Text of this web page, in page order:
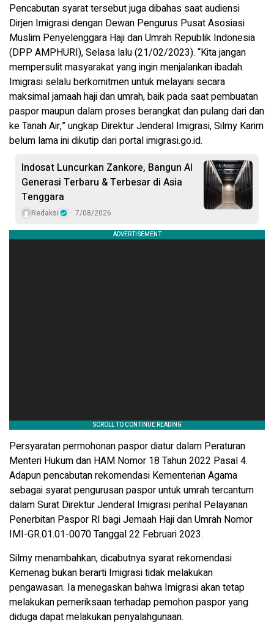
Pencabutan syarat tersebut juga dibahas saat audiensi
Dirjen Imigrasi dengan Dewan Pengurus Pusat Asosiasi
Muslim Penyelenggara Haji dan Umrah Republik Indonesia
(DPP AMPHURI), Selasa lalu (21/02/2023). “Kita jangan
mempersulit masyarakat yang ingin menjalankan ibadah.
Imigrasi selalu berkomitmen untuk melayani secara
maksimal jamaah haji dan umrah, baik pada saat pembuatan
paspor maupun dalam proses berangkat dan pulang dari dan
ke Tanah Air,” ungkap Direktur Jenderal Imigrasi, Silmy Karim
belum lama ini dikutip dari portal imigrasi.go.id.
Indosat Luncurkan Zankore, Bangun AI
Generasi Terbaru & Terbesar di Asia
Tenggara
Redaksi 7/08/2026
Persyaratan permohonan paspor diatur dalam Peraturan
Menteri Hukum dan HAM Nomor 18 Tahun 2022 Pasal 4.
Adapun pencabutan rekomendasi Kementerian Agama
sebagai syarat pengurusan paspor untuk umrah tercantum
dalam Surat Direktur Jenderal Imigrasi perihal Pelayanan
Penerbitan Paspor RI bagi Jemaah Haji dan Umrah Nomor
IMI-GR.01.01-0070 Tanggal 22 Februari 2023.
Silmy menambahkan, dicabutnya syarat rekomendasi
Kemenag bukan berarti Imigrasi tidak melakukan
pengawasan. Ia menegaskan bahwa Imigrasi akan tetap
melakukan pemeriksaan terhadap pemohon paspor yang
diduga dapat melakukan penyalahgunaan.